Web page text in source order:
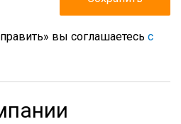
вы соглашаетесь с